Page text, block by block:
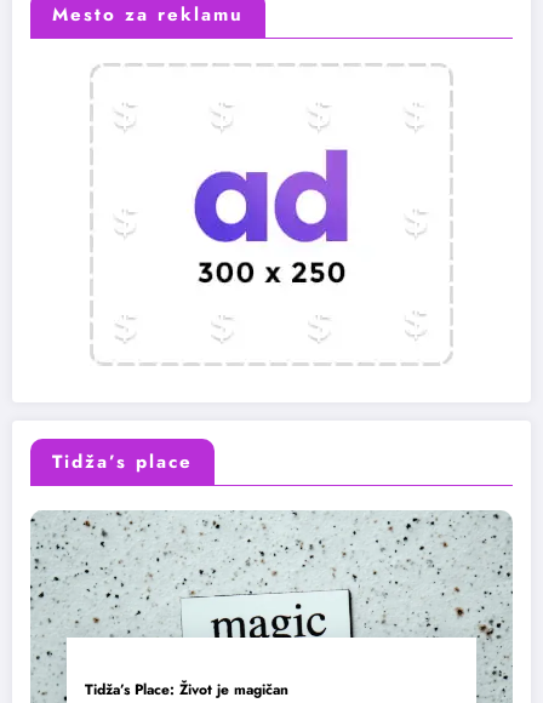
Mesto za reklamu
Tidža’s place
Tidža’s Place: Život je magičan